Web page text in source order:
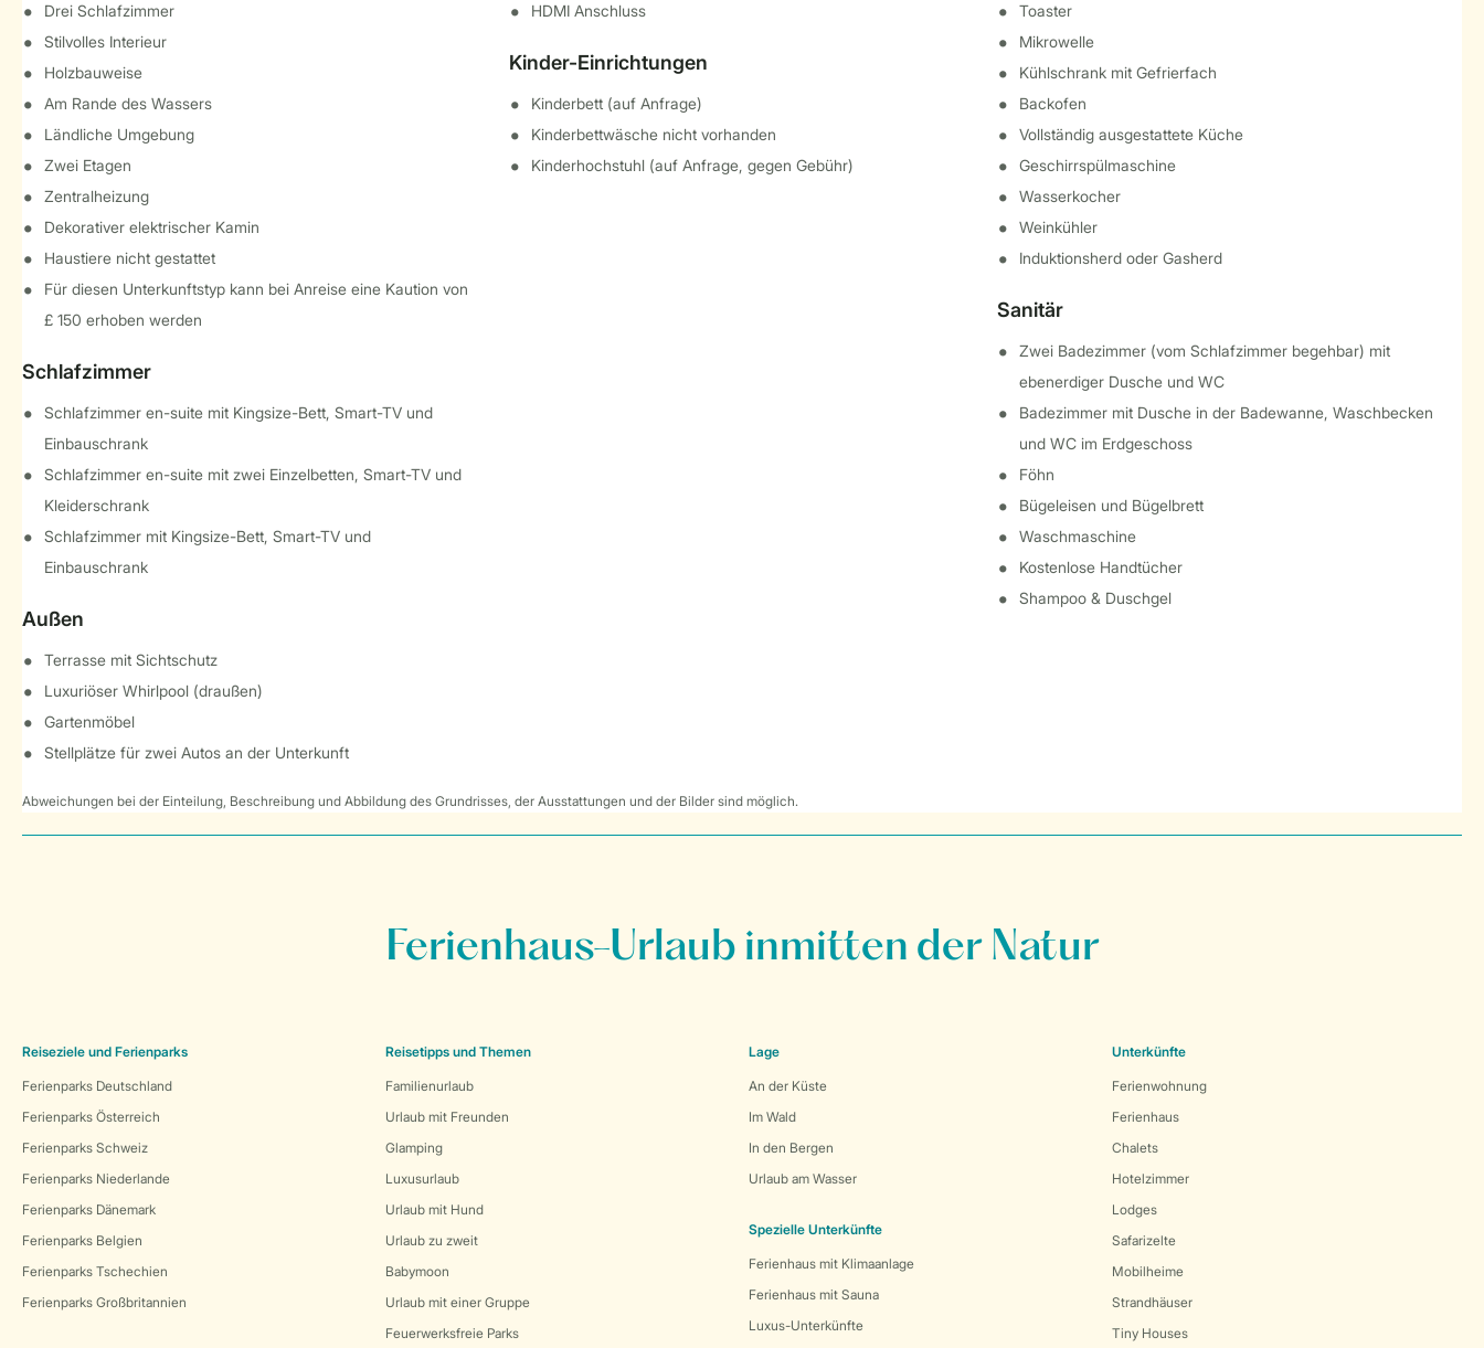
Drei Schlafzimmer
Stilvolles Interieur
Holzbauweise
Am Rande des Wassers
Ländliche Umgebung
Zwei Etagen
Zentralheizung
Dekorativer elektrischer Kamin
Haustiere nicht gestattet
Für diesen Unterkunftstyp kann bei Anreise eine Kaution von
£ 150 erhoben werden
Schlafzimmer
Schlafzimmer en-suite mit Kingsize-Bett, Smart-TV und
Einbauschrank
Schlafzimmer en-suite mit zwei Einzelbetten, Smart-TV und
Kleiderschrank
Schlafzimmer mit Kingsize-Bett, Smart-TV und
Einbauschrank
Außen
Terrasse mit Sichtschutz
Luxuriöser Whirlpool (draußen)
Gartenmöbel
Stellplätze für zwei Autos an der Unterkunft
HDMI Anschluss
Kinder-Einrichtungen
Kinderbett (auf Anfrage)
Kinderbettwäsche nicht vorhanden
Kinderhochstuhl (auf Anfrage, gegen Gebühr)
Toaster
Mikrowelle
Kühlschrank mit Gefrierfach
Backofen
Vollständig ausgestattete Küche
Geschirrspülmaschine
Wasserkocher
Weinkühler
Induktionsherd oder Gasherd
Sanitär
Zwei Badezimmer (vom Schlafzimmer begehbar) mit
ebenerdiger Dusche und WC
Badezimmer mit Dusche in der Badewanne, Waschbecken
und WC im Erdgeschoss
Föhn
Bügeleisen und Bügelbrett
Waschmaschine
Kostenlose Handtücher
Shampoo & Duschgel
Abweichungen bei der Einteilung, Beschreibung und Abbildung des Grundrisses, der Ausstattungen und der Bilder sind möglich.
Ferienhaus-Urlaub inmitten der Natur
Reiseziele und Ferienparks
Ferienparks Deutschland
Ferienparks Österreich
Ferienparks Schweiz
Ferienparks Niederlande
Ferienparks Dänemark
Ferienparks Belgien
Ferienparks Tschechien
Ferienparks Großbritannien
Reisetipps und Themen
Familienurlaub
Urlaub mit Freunden
Glamping
Luxusurlaub
Urlaub mit Hund
Urlaub zu zweit
Babymoon
Urlaub mit einer Gruppe
Feuerwerksfreie Parks
Lage
An der Küste
Im Wald
In den Bergen
Urlaub am Wasser
Spezielle Unterkünfte
Ferienhaus mit Klimaanlage
Ferienhaus mit Sauna
Luxus-Unterkünfte
Unterkünfte
Ferienwohnung
Ferienhaus
Chalets
Hotelzimmer
Lodges
Safarizelte
Mobilheime
Strandhäuser
Tiny Houses